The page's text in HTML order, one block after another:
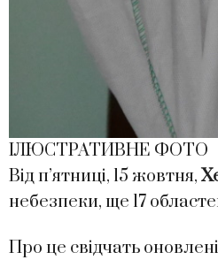
ІЛЮСТРАТИВНЕ ФОТО
Від п’ятниці, 15 жовтня,
небезпеки, ще 17
Про це свідчать оновлені